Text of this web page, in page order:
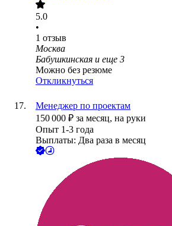
5.0
•
1 отзыв
Москва
Бабушкинская и еще 3
Можно без резюме
Откликнуться
Менеджер по проектам
150 000 ₽ за месяц, на руки
Опыт 1-3 года
Выплаты: Два раза в месяц